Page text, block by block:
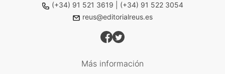
(+34) 91 521 3619
(+34) 91 522 3054
reus@editorialreus.es
Más información